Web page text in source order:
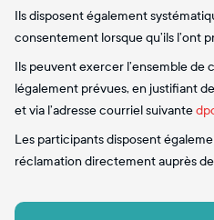
Ils disposent également
consentement lorsque qu’ils l’ont
Ils peuvent exercer l’ensemble de
légalement prévues, en justifiant
et via l’adresse courriel suivante
Les participants disposent
réclamation directement auprès de